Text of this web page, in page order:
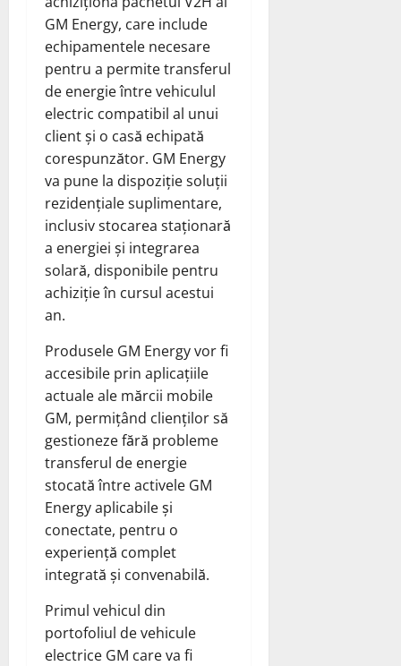
GM Energy, care include
echipamentele necesare
pentru a permite transferul
de energie între vehiculul
electric compatibil al unui
client și o casă echipată
corespunzător. GM Energy
va pune la dispoziție soluții
rezidențiale suplimentare,
inclusiv stocarea staționară
a energiei și integrarea
solară, disponibile pentru
achiziție în cursul acestui
an.
Produsele GM Energy vor fi
accesibile prin aplicațiile
actuale ale mărcii mobile
GM, permițând clienților să
gestioneze fără probleme
transferul de energie
stocată între activele GM
Energy aplicabile și
conectate, pentru o
experiență complet
integrată și convenabilă.
Primul vehicul din
portofoliul de vehicule
electrice GM care va fi